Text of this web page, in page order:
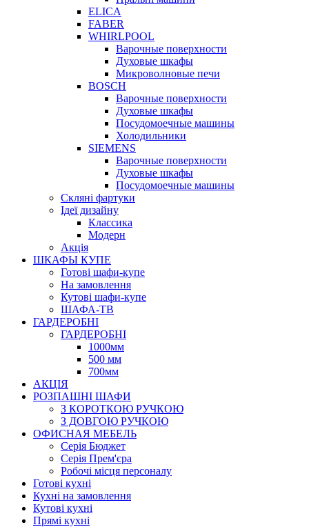
ELICA
FABER
WHIRLPOOL
Варочные поверхности
Духовые шкафы
Микроволновые печи
BOSCH
Варочные поверхности
Духовые шкафы
Посудомоечные машины
Холодильники
SIEMENS
Варочные поверхности
Духовые шкафы
Посудомоечные машины
Скляні фартуки
Ідеї дизайну
Класcика
Модерн
Акція
ШКАФЫ КУПЕ
Готові шафи-купе
На замовлення
Кутові шафи-купе
ШАФА-ТВ
ГАРДЕРОБНІ
ГАРДЕРОБНІ
1000мм
500 мм
700мм
АКЦІЯ
РОЗПАШНІ ШАФИ
З КОРОТКОЮ РУЧКОЮ
З ДОВГОЮ РУЧКОЮ
ОФИСНАЯ МЕБЕЛЬ
Серія Бюджет
Серія Прем'єра
Робочі місця персоналу
Готові кухні
Кухні на замовлення
Кутові кухні
Прямі кухні